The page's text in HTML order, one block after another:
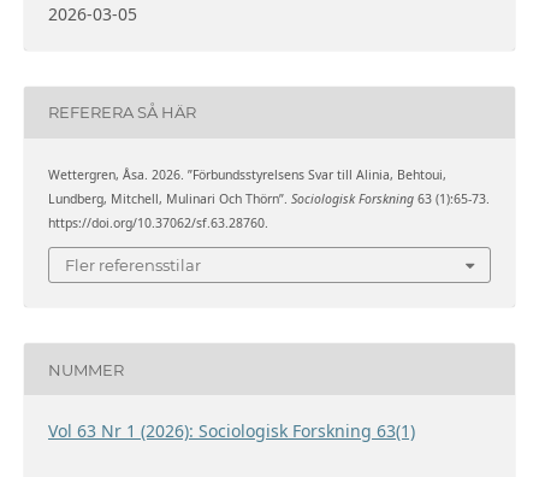
2026-03-05
REFERERA SÅ HÄR
Wettergren, Åsa. 2026. ”Förbundsstyrelsens Svar till Alinia, Behtoui,
Lundberg, Mitchell, Mulinari Och Thörn”. Sociologisk Forskning63 (1):65-73.
https://doi.org/10.37062/sf.63.28760.
Fler referensstilar
NUMMER
Vol 63 Nr 1 (2026): Sociologisk Forskning 63(1)